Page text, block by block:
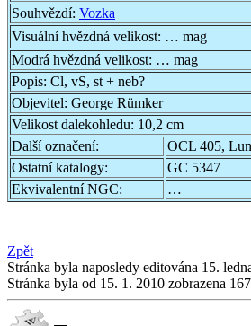
Souhvězdí: Vozka
Visuální hvězdná velikost: … mag
Modrá hvězdná velikost: … mag
Popis: Cl, vS, st + neb?
Objevitel: George Rümker
Velikost dalekohledu: 10,2 cm
Další označení:
OCL 405,
Ostatní katalogy:
GC 5347
Ekvivalentní NGC:
…
Zpět
Stránka byla naposledy editována 15.
Stránka byla od 15. 1. 2010 zobrazena